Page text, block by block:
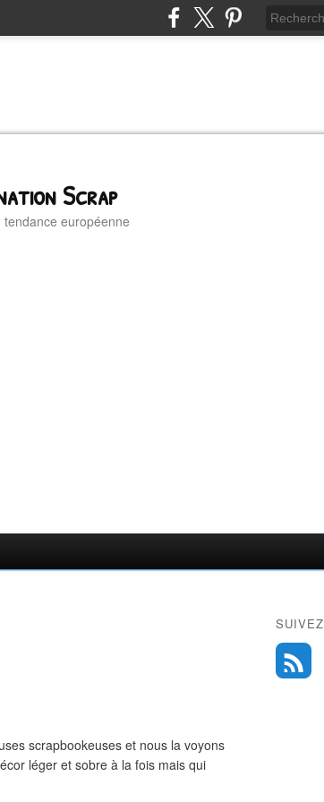
Scrap
européenne
scrapbookeuses et nous la voyons
léger et sobre à la fois mais qui